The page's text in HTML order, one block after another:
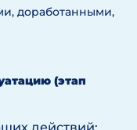
доработанными,
(этап